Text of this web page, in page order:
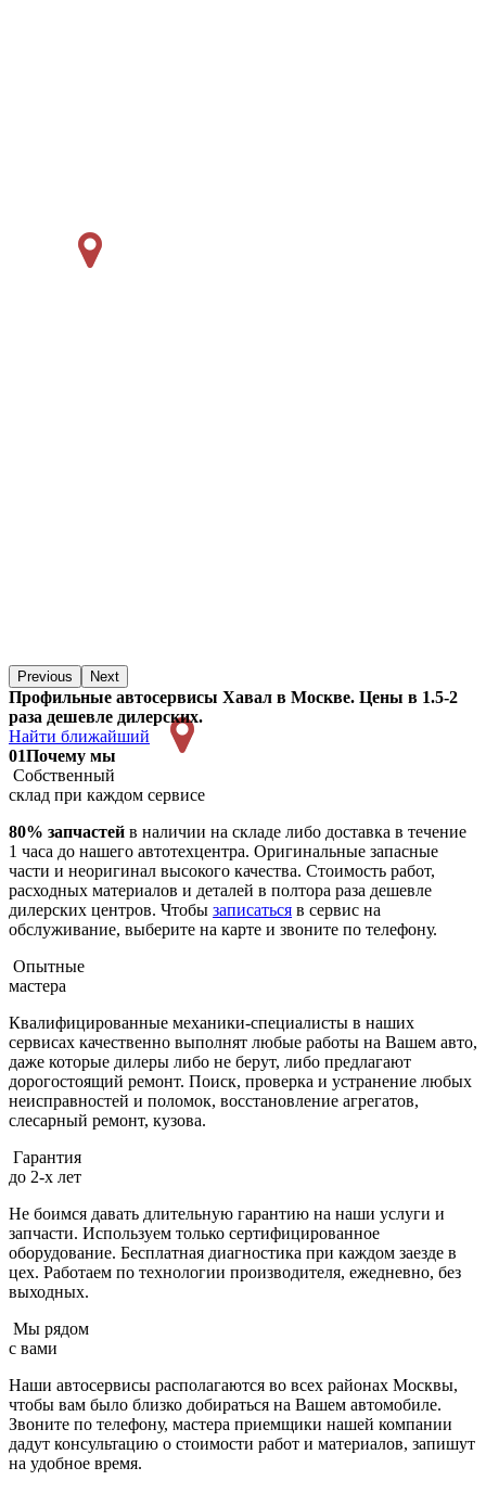
Previous Next
Профильные автосервисы Хавал в Москве. Цены в 1.5-2
раза дешевле дилерских.
Найти ближайший
01Почему мы
Собственный
склад при каждом сервисе
80% запчастей в наличии на складе либо доставка в течение
1 часа до нашего автотехцентра. Оригинальные запасные
части и неоригинал высокого качества. Стоимость работ,
расходных материалов и деталей в полтора раза дешевле
дилерских центров. Чтобы записаться в сервис на
обслуживание, выберите на карте и звоните по телефону.
Опытные
мастера
Квалифицированные механики-специалисты в наших
сервисах качественно выполнят любые работы на Вашем авто,
даже которые дилеры либо не берут, либо предлагают
дорогостоящий ремонт. Поиск, проверка и устранение любых
неисправностей и поломок, восстановление агрегатов,
слесарный ремонт, кузова.
Гарантия
до 2-х лет
Не боимся давать длительную гарантию на наши услуги и
запчасти. Используем только сертифицированное
оборудование. Бесплатная диагностика при каждом заезде в
цех. Работаем по технологии производителя, ежедневно, без
выходных.
Мы рядом
с вами
Наши автосервисы располагаются во всех районах Москвы,
чтобы вам было близко добираться на Вашем автомобиле.
Звоните по телефону, мастера приемщики нашей компании
дадут консультацию о стоимости работ и материалов, запишут
на удобное время.